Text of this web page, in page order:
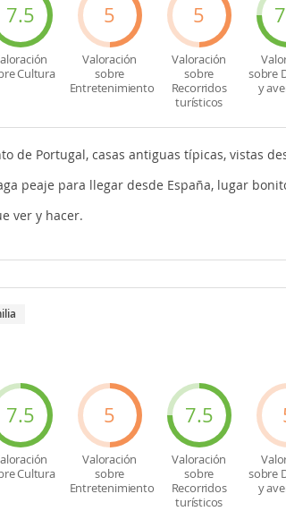
7.5
Cultura
5
Valoración
sobre
Entretenimiento
5
Valoración
sobre
Recorridos
turísticos
sobre
y
de Portugal, casas antiguas típicas, vistas
peaje para llegar desde España, lugar
ver y hacer.
7.5
Cultura
5
Valoración
sobre
Entretenimiento
7.5
Valoración
sobre
Recorridos
turísticos
sobre
y